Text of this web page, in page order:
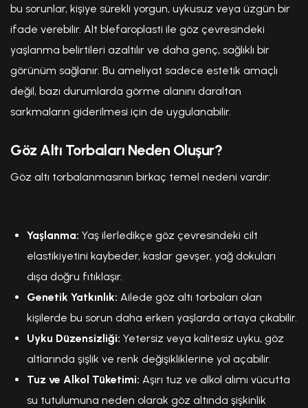
bu sorunlar, kişiye sürekli yorgun, uykusuz veya üzgün bir
ifade verebilir. Alt blefaroplasti ile göz çevresindeki
yaşlanma belirtileri azaltılır ve daha genç, sağlıklı bir
görünüm sağlanır. Bu ameliyat sadece estetik amaçlı
değil, bazı durumlarda görme alanını daraltan
sarkmaların giderilmesi için de uygulanabilir.
Göz Altı Torbaları Neden Oluşur?
Göz altı torbalanmasının birkaç temel nedeni vardır:
Yaşlanma: Yaş ilerledikçe göz çevresindeki cilt
elastikiyetini kaybeder, kaslar gevşer, yağ dokuları
dışa doğru fıtıklaşır.
Genetik Yatkınlık: Ailede göz altı torbaları olan
kişilerde bu sorun daha erken yaşlarda ortaya çıkabilir.
Uyku Düzensizliği: Yetersiz veya kalitesiz uyku, göz
altlarında şişlik ve renk değişikliklerine yol açabilir.
Tuz ve Alkol Tüketimi: Aşırı tuz ve alkol alımı vücutta
su tutulumuna neden olarak göz altında şişkinlik